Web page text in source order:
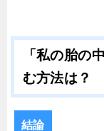
「私の胎の
む方法は？
結論